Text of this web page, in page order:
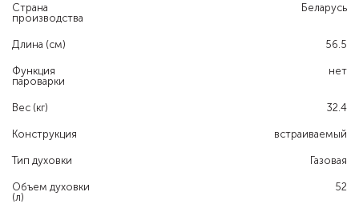
Страна
производства
Беларусь
Длина (см) 56.5
Функция
пароварки
нет
Вес (кг) 32.4
Конструкция встраиваемый
Тип духовки Газовая
Объем духовки
(л)
52